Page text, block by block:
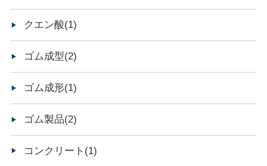
クエン酸(1)
ゴム成型(2)
ゴム成形(1)
ゴム製品(2)
コンクリート(1)